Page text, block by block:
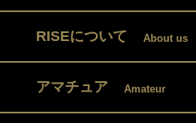
RISEについて About us
アマチュア Amateur